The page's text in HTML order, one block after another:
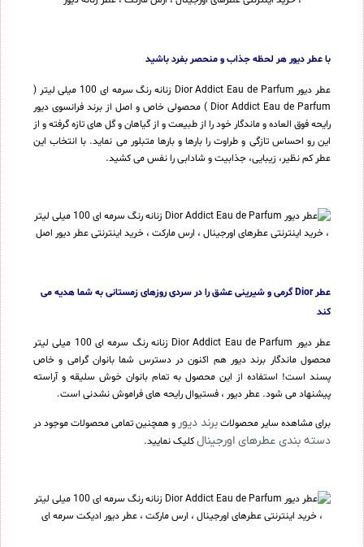
با عطر دیور هر لحظه جذاب و منحصر بفرد باشید
عطر دیور Dior Addict Eau de Parfum زنانه رنگ سرمه ای 100 میلی لیتر (
Dior Addict Eau de Parfum ) محصولی خاص و اصل از برند فرانسوی دیور
رایحه فوق العاده و ماندگار خود را از طبیعت و از گیاهان و گل های تازه گرفته و از
این رو احساس تازگی و طراوت را بارها و بارها متبلور می نماید. با انتخاب این
عطر کم نظیر، زیبایی، جذابیت و شادابی را نفس می کشید.
عطر Dior گرمی و شیرینی عشق را در سردی روزهای زمستانی به شما هدیه می
کند
عطر دیور Dior Addict Eau de Parfum زنانه رنگ سرمه ای 100 میلی لیتر
محصول ماندگار برند دیور هم اکنون در دسترس شما بانوان گرامی و خاص
پسند است! استفاده از این محصول به تمام بانوان خوش سلیقه و آراسته
پیشنهاد می شود. عطر دیور ، فستیوال رایحه های فراموش نشدنی است.
برای مشاهده سایر محصولاتبرند دیور و همچنین تمامی محصولات موجود در
دسته بندی عطرهای اورجینالکلیک نمایید.